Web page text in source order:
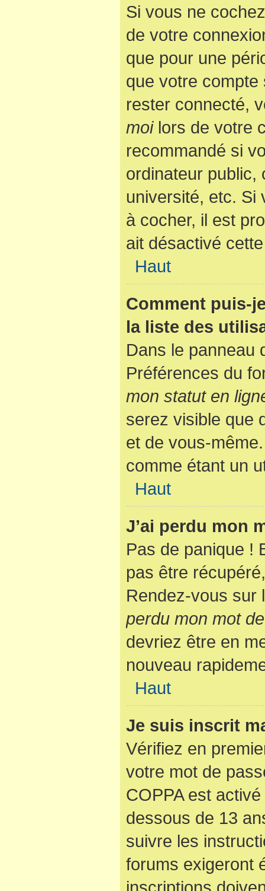
Si vous ne
de votre
que pour une
que votre compte
rester connecté,
moilors de votre
recommandé si
ordinateur public,
université, etc. Si
à cocher, il est
ait désactivé
Haut
Comment puis-
la liste des
Dans le panneau
Préférences du
mon statut en
serez visible que
et de vous-
comme étant un
Haut
J’ai perdu mon
Pas de panique !
pas être
Rendez-vous sur
perdu mon mot
devriez être en
nouveau
Haut
Je suis inscrit
Vérifiez en
votre mot de
COPPA est
dessous de 13
suivre les
forums exigeront